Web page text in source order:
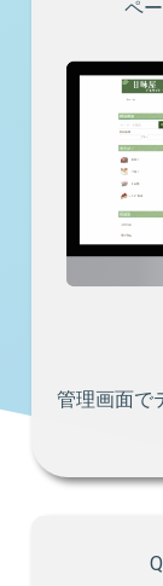
ペ
管理画面で